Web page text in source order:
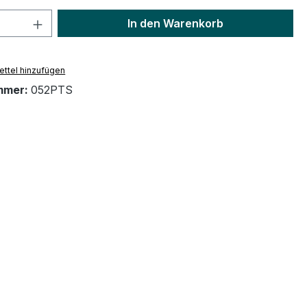
Anzahl: Gib den gewünschten Wert
In den Warenkorb
hinzufügen
052PTS